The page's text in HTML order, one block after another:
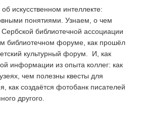
искусственном интеллекте:
понятиями. Узнаем, о чем
библиотечной ассоциации
библиотечном форуме, как прошёл
культурный форум. И, как
информации из опыта коллег: как
чем полезны квесты для
как создаётся фотобанк писателей
другого.